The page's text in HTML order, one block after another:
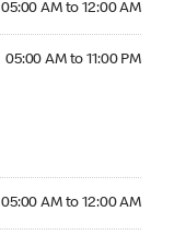
05:00 AM to 12:00 AM
05:00 AM to 11:00 PM
05:00 AM to 12:00 AM